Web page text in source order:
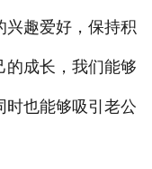
兴趣爱好，保持积
的成长，我们能够
时也能够吸引老公